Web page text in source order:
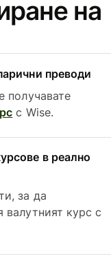
на
преводи
получавате
с Wise.
в реално
за да
валутният курс с